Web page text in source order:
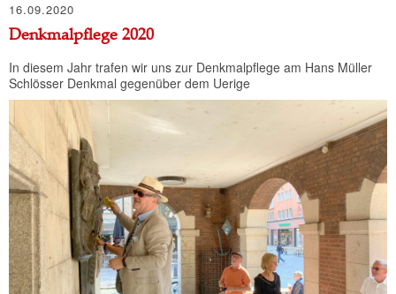
16.09.2020
Denkmalpflege 2020
In diesem Jahr trafen wir uns zur Denkmalpflege am Hans Müller
Schlösser Denkmal gegenüber dem Uerige